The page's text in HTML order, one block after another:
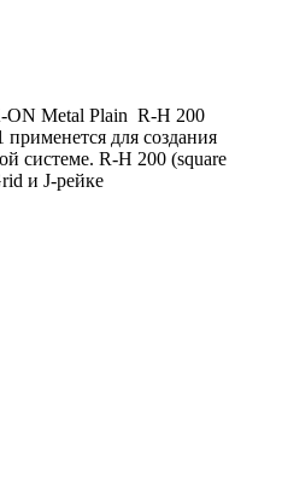
ON Metal Plain R-H 200
для создания
системе. R-H 200 (square
и J-рейке